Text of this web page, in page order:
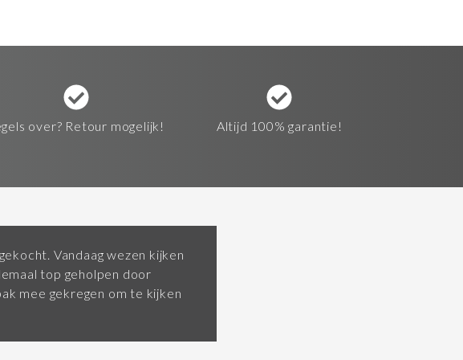
over? Retour mogelijk! Altijd 100% garantie!
Vandaag wezen kijken
top geholpen door
mee gekregen om te kijken